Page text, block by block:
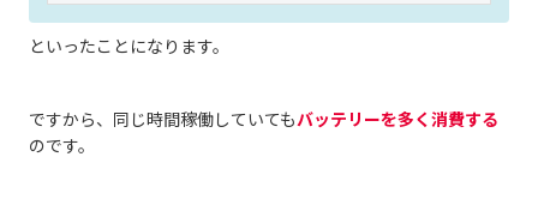
といったことになります。
ですから、同じ時間稼働していてもバッテリーを多く消費する
のです。